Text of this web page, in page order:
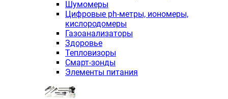
Шумомеры
Цифровые ph-метры, иономеры,
кислородомеры
Газоанализаторы
Здоровье
Тепловизоры
Смарт-зонды
Элементы питания